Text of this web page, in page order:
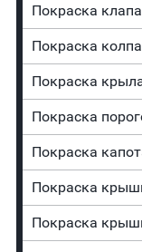
Покраска
Покраска
Покраска
Покраска
Покраска
Покраска
Покраска